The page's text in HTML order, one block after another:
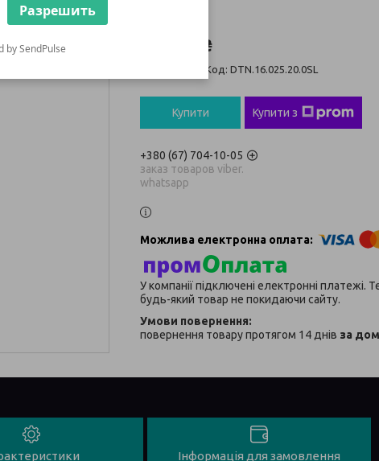
Разрешить
by SendPulse 13 530 ₴
Код: DTN.16.025.20.0SL
Купити Купити з
+380 (67) 704-10-05
заказ товаров viber.
whatsapp
У компанії підключені електронні платежі.
будь-який товар не покидаючи сайту.
повернення товару протягом 14 днів за
Інформація для замовлення